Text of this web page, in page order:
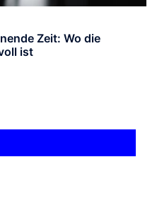
Zeit: Wo die
ist